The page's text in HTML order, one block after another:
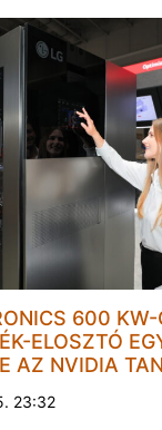
600 KW-
ELOSZTÓ
AZ NVIDIA
23:32